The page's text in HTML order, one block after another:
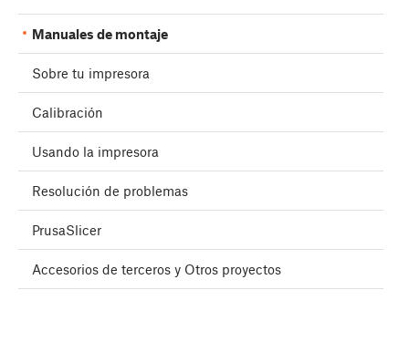
Manuales de montaje
Sobre tu impresora
Calibración
Usando la impresora
Resolución de problemas
PrusaSlicer
Accesorios de terceros y Otros proyectos